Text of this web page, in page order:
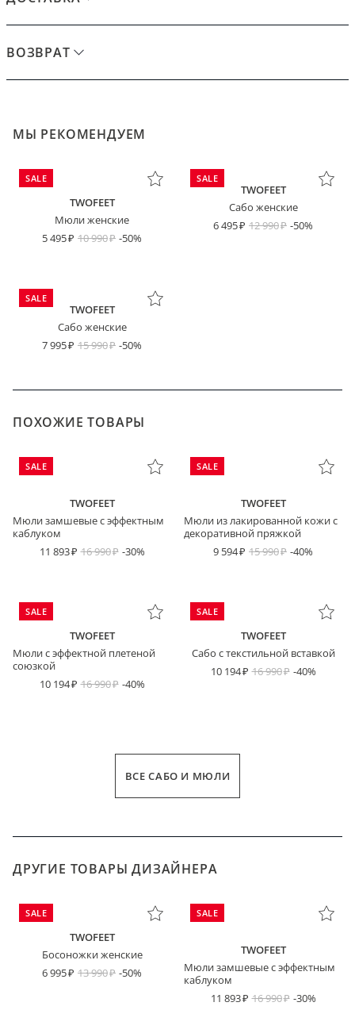
ВОЗВРАТ
МЫ РЕКОМЕНДУЕМ
SALE
TWOFEET
Мюли женские
5 495
10 990 -50%
SALE
TWOFEET
Сабо женские
6 495
12 990 -50%
SALE
TWOFEET
Сабо женские
7 995
15 990 -50%
ПОХОЖИЕ ТОВАРЫ
SALE
TWOFEET
Мюли замшевые с эффектным
каблуком
11 893
16 990 -30%
SALE
TWOFEET
Мюли из лакированной кожи с
декоративной пряжкой
9 594
15 990 -40%
SALE
TWOFEET
Мюли с эффектной плетеной
союзкой
10 194
16 990 -40%
SALE
TWOFEET
Сабо с текстильной вставкой
10 194
16 990 -40%
ВСЕ САБО И МЮЛИ
ДРУГИЕ ТОВАРЫ ДИЗАЙНЕРА
SALE
TWOFEET
Босоножки женские
6 995
13 990 -50%
SALE
TWOFEET
Мюли замшевые с эффектным
каблуком
11 893
16 990 -30%